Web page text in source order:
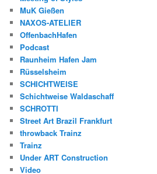
MuK Gießen
NAXOS-ATELIER
OffenbachHafen
Podcast
Raunheim Hafen Jam
Rüsselsheim
SCHICHTWEISE
Schichtweise Waldaschaff
SCHROTTI
Street Art Brazil Frankfurt
throwback Trainz
Trainz
Under ART Construction
Video